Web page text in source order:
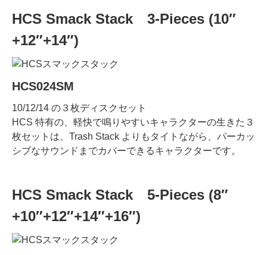
HCS Smack Stack 3-Pieces (10″
+12″+14″)
HCS024SM
10/12/14 の３枚ディスクセット
HCS 特有の、軽快で鳴りやすいキャラクターの生きた３
枚セットは、Trash Stack よりもタイトながら、パーカッ
シブなサウンドまでカバーできるキャラクターです。
HCS Smack Stack 5-Pieces (8″
+10″+12″+14″+16″)